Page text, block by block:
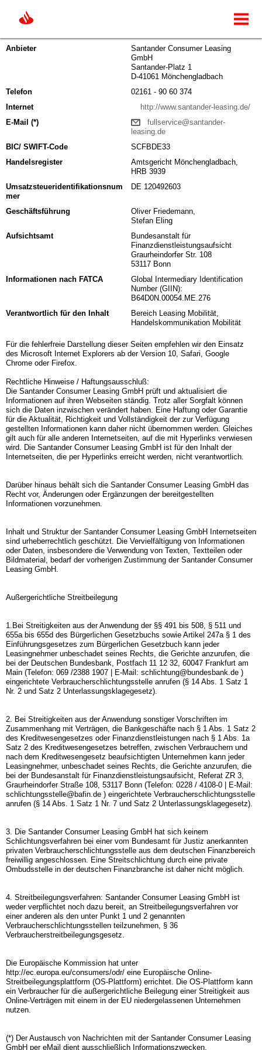
Anbieter
Santander Consumer Leasing
GmbH
Santander-Platz 1
D-41061 Mönchengladbach
Telefon
02161 - 90 60 374
Internet
http://www.santander-leasing.de/
E-Mail (*)
fullservice@santander-
leasing.de
BIC/ SWIFT-Code
SCFBDE33
Handelsregister
Amtsgericht Mönchengladbach,
HRB 3939
Umsatzsteueridentifikationsnum
mer
DE 120492603
Geschäftsführung
Oliver Friedemann,
Stefan Eling
Aufsichtsamt
Bundesanstalt für
Finanzdienstleistungsaufsicht
Graurheindorfer Str. 108
53117 Bonn
Informationen nach FATCA
Global Intermediary Identification
Number (GIIN):
B64D0N.00054.ME.276
Verantwortlich für den Inhalt
Bereich Leasing Mobilität,
Handelskommunikation Mobilität
Für die fehlerfreie Darstellung dieser Seiten empfehlen wir den Einsatz
des Microsoft Internet Explorers ab der Version 10, Safari, Google
Chrome oder Firefox.
Rechtliche Hinweise / Haftungsausschluß:
Die Santander Consumer Leasing GmbH prüft und aktualisiert die
Informationen auf ihren Webseiten ständig. Trotz aller Sorgfalt können
sich die Daten inzwischen verändert haben. Eine Haftung oder Garantie
für die Aktualität, Richtigkeit und Vollständigkeit der zur Verfügung
gestellten Informationen kann daher nicht übernommen werden. Gleiches
gilt auch für alle anderen Internetseiten, auf die mit Hyperlinks verwiesen
wird. Die Santander Consumer Leasing GmbH ist für den Inhalt der
Internetseiten, die per Hyperlinks erreicht werden, nicht verantwortlich.
Darüber hinaus behält sich die Santander Consumer Leasing GmbH das
Recht vor, Änderungen oder Ergänzungen der bereitgestellten
Informationen vorzunehmen.
Inhalt und Struktur der Santander Consumer Leasing GmbH Internetseiten
sind urheberrechtlich geschützt. Die Vervielfältigung von Informationen
oder Daten, insbesondere die Verwendung von Texten, Textteilen oder
Bildmaterial, bedarf der vorherigen Zustimmung der Santander Consumer
Leasing GmbH.
Außergerichtliche Streitbeilegung
1.Bei Streitigkeiten aus der Anwendung der §§ 491 bis 508, § 511 und
655a bis 655d des Bürgerlichen Gesetzbuchs sowie Artikel 247a § 1 des
Einführungsgesetzes zum Bürgerlichen Gesetzbuch kann jeder
Leasingnehmer unbeschadet seines Rechts, die Gerichte anzurufen, die
bei der Deutschen Bundesbank, Postfach 11 12 32, 60047 Frankfurt am
Main (Telefon: 069 /2388 1907 | E-Mail: schlichtung@bundesbank.de )
eingerichtete Verbraucherschlichtungsstelle anrufen (§ 14 Abs. 1 Satz 1
Nr. 2 und Satz 2 Unterlassungsklagegesetz).
2. Bei Streitigkeiten aus der Anwendung sonstiger Vorschriften im
Zusammenhang mit Verträgen, die Bankgeschäfte nach § 1 Abs. 1 Satz 2
des Kreditwesengesetzes oder Finanzdienstleistungen nach § 1 Abs. 1a
Satz 2 des Kreditwesengesetzes betreffen, zwischen Verbrauchern und
nach dem Kreditwesengesetz beaufsichtigten Unternehmen kann jeder
Leasingnehmer, unbeschadet seines Rechts, die Gerichte anzurufen, die
bei der Bundesanstalt für Finanzdienstleistungsaufsicht, Referat ZR 3,
Graurheindorfer Straße 108, 53117 Bonn (Telefon: 0228 / 4108-0 | E-Mail:
schlichtungsstelle@bafin.de ) eingerichtete Verbraucherschlichtungsstelle
anrufen (§ 14 Abs. 1 Satz 1 Nr. 7 und Satz 2 Unterlassungsklagegesetz).
3. Die Santander Consumer Leasing GmbH hat sich keinem
Schlichtungsverfahren bei einer vom Bundesamt für Justiz anerkannten
privaten Verbraucherschlichtungsstelle aus dem deutschen Finanzbereich
freiwillig angeschlossen. Eine Streitschlichtung durch eine private
Ombudsstelle in der deutschen Finanzbranche ist daher nicht möglich.
4. Streitbeilegungsverfahren: Santander Consumer Leasing GmbH ist
weder verpflichtet noch dazu bereit, an Streitbeilegungsverfahren vor
einer anderen als den unter Punkt 1 und 2 genannten
Verbraucherschlichtungsstellen teilzunehmen, § 36
Verbraucherstreitbeilegungsgesetz.
Die Europäische Kommission hat unter
http://ec.europa.eu/consumers/odr/ eine Europäische Online-
Streitbeilegungsplattform (OS-Plattform) errichtet. Die OS-Plattform kann
ein Verbraucher für die außergerichtliche Beilegung einer Streitigkeit aus
Online-Verträgen mit einem in der EU niedergelassenen Unternehmen
nutzen.
(*) Der Austausch von Nachrichten mit der Santander Consumer Leasing
GmbH per eMail dient ausschließlich Informationszwecken.